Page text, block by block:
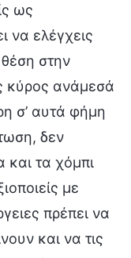
ως
να ελέγχεις
στην
κύρος ανάμεσά
σ’ αυτά φήμη
δεν
και τα χόμπι
με
πρέπει να
και να τις